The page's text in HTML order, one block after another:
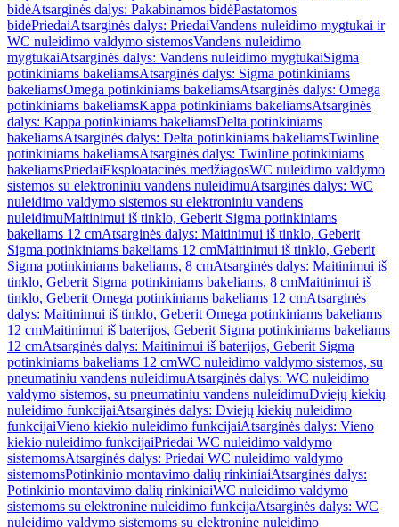
bidėAtsarginės dalys: Pakabinamos bidėPastatomos
bidėPriedaiAtsarginės dalys: PriedaiVandens nuleidimo mygtukai ir
WC nuleidimo valdymo sistemosVandens nuleidimo
mygtukaiAtsarginės dalys: Vandens nuleidimo mygtukaiSigma
potinkiniams bakeliamsAtsarginės dalys: Sigma potinkiniams
bakeliamsOmega potinkiniams bakeliamsAtsarginės dalys: Omega
potinkiniams bakeliamsKappa potinkiniams bakeliamsAtsarginės
dalys: Kappa potinkiniams bakeliamsDelta potinkiniams
bakeliamsAtsarginės dalys: Delta potinkiniams bakeliamsTwinline
potinkiniams bakeliamsAtsarginės dalys: Twinline potinkiniams
bakeliamsPriedaiEksploatacinės medžiagosWC nuleidimo valdymo
sistemos su elektroniniu vandens nuleidimuAtsarginės dalys: WC
nuleidimo valdymo sistemos su elektroniniu vandens
nuleidimuMaitinimui iš tinklo, Geberit Sigma potinkiniams
bakeliams 12 cmAtsarginės dalys: Maitinimui iš tinklo, Geberit
Sigma potinkiniams bakeliams 12 cmMaitinimui iš tinklo, Geberit
Sigma potinkiniams bakeliams, 8 cmAtsarginės dalys: Maitinimui iš
tinklo, Geberit Sigma potinkiniams bakeliams, 8 cmMaitinimui iš
tinklo, Geberit Omega potinkiniams bakeliams 12 cmAtsarginės
dalys: Maitinimui iš tinklo, Geberit Omega potinkiniams bakeliams
12 cmMaitinimui iš baterijos, Geberit Sigma potinkiniams bakeliams
12 cmAtsarginės dalys: Maitinimui iš baterijos, Geberit Sigma
potinkiniams bakeliams 12 cmWC nuleidimo valdymo sistemos, su
pneumatiniu vandens nuleidimuAtsarginės dalys: WC nuleidimo
valdymo sistemos, su pneumatiniu vandens nuleidimuDviejų kiekių
nuleidimo funkcijaiAtsarginės dalys: Dviejų kiekių nuleidimo
funkcijaiVieno kiekio nuleidimo funkcijaiAtsarginės dalys: Vieno
kiekio nuleidimo funkcijaiPriedai WC nuleidimo valdymo
sistemomsAtsarginės dalys: Priedai WC nuleidimo valdymo
sistemomsPotinkinio montavimo dalių rinkiniaiAtsarginės dalys:
Potinkinio montavimo dalių rinkiniaiWC nuleidimo valdymo
sistemoms su elektronine nuleidimo funkcijaAtsarginės dalys: WC
nuleidimo valdymo sistemoms su elektronine nuleidimo